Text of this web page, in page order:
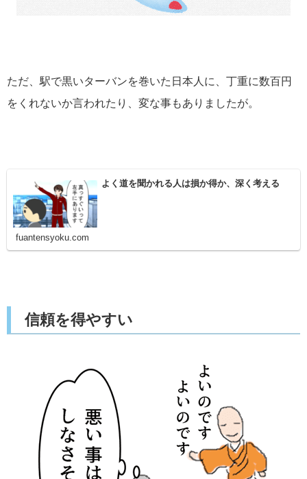
ただ、駅で黒いターバンを巻いた日本人に、丁重に数百円
をくれないか言われたり、変な事もありましたが。
よく道を聞かれる人は損か得か、深く考える
fuantensyoku.com
信頼を得やすい